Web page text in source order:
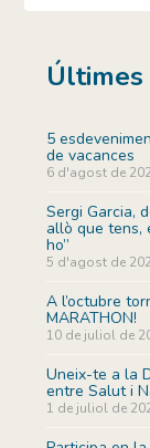
5
de vacances
6 d'agost de
Sergi Garcia,
allò que tens,
ho”
5 d'agost de
A l’octubre
MARATHON!
10 de juliol de
Uneix-te a la
entre Salut i
1 de juliol de